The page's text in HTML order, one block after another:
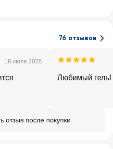
76 отзывов
18 июля 2026
Любимый гель!
отзыв после покупки